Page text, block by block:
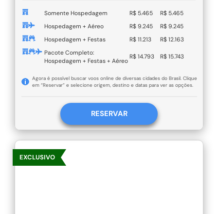
Somente Hospedagem R$ 5.465
R$ 5.465
Hospedagem + Aéreo
R$ 9.245
R$ 9.245
Hospedagem + Festas
R$ 11.213
R$ 12.163
Pacote Completo:
Hospedagem + Festas + Aéreo
R$ 14.793 R$ 15.743
Agora é possível buscar voos online de diversas cidades do Brasil. Clique
em “Reservar” e selecione origem, destino e datas para ver as opções.
RESERVAR
EXCLUSIVO